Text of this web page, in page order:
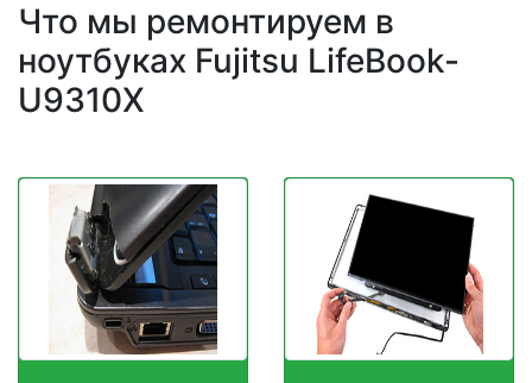
Что мы ремонтируем в
ноутбуках Fujitsu LifeBook-
U9310X